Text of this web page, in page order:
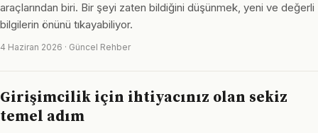
araçlarından biri. Bir şeyi zaten bildiğini düşünmek, yeni ve değerli
bilgilerin önünü tıkayabiliyor.
4 Haziran 2026 · Güncel Rehber
Girişimcilik için ihtiyacınız olan sekiz
temel adım